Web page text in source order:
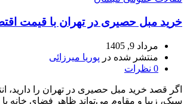
خرید مبل حصیری در تهران با قیمت
مرداد 9, 1405
منتشر شده در پوریا میرزائی
0 نظرات
اگر قصد خرید مبل حصیری در تهران را دارید،
سبک، زیبا و مقاوم می‌تواند ظاهر فضای خانه